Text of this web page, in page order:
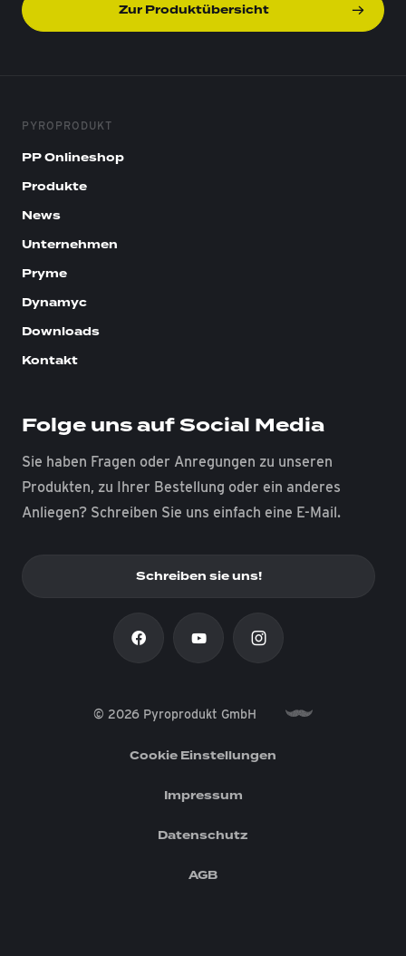
Zur Produktübersicht
PYROPRODUKT
PP Onlineshop
Produkte
News
Unternehmen
Pryme
Dynamyc
Downloads
Kontakt
Folge uns auf Social Media
Sie haben Fragen oder Anregungen zu unseren
Produkten, zu Ihrer Bestellung oder ein anderes
Anliegen? Schreiben Sie uns einfach eine E-Mail.
Schreiben sie uns!
© 2026 Pyroprodukt GmbH
Cookie Einstellungen
Impressum
Datenschutz
AGB